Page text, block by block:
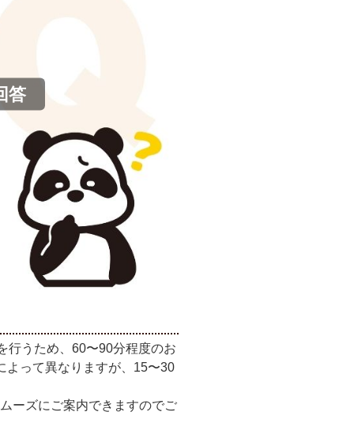
答
行うため、60〜90分程度のお
よって異なりますが、15〜30
ーズにご案内できますのでご